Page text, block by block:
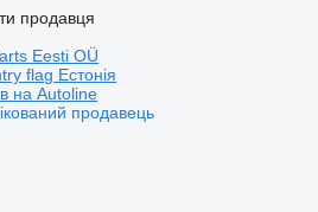
продавця
Eesti OÜ
Естонія
на Autoline
продавець